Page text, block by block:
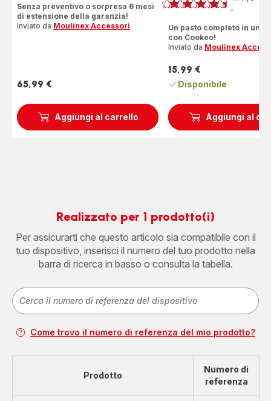
Aggiungi al carrello
Senza preventivo o sorpresa 6 mesi
di estensione della garanzia!
Inviato da Moulinex Accessori
Prezzo
65,99 €
Aggiungi al
-
Un pasto completo in un
con Cookeo!
Inviato da Moulinex
Prezzo
15,99 €
Disponibile
Realizzato per 1 prodotto(i)
Per assicurarti che questo articolo sia compatibile con il
tuo dispositivo, inserisci il numero del tuo prodotto nella
barra di ricerca in basso o consulta la tabella.
Come trovo il numero di referenza del mio prodotto?
Prodotto
Numero di
referenza